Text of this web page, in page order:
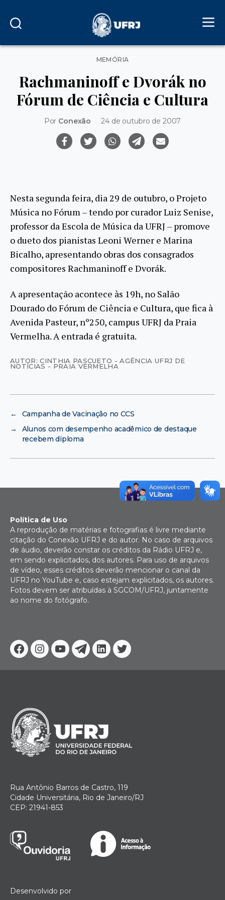
Categorias
MEMÓRIA
Rachmaninoff e Dvorák no
Fórum de Ciência e Cultura
Por Conexão 24 de outubro de 2007
Nesta segunda feira, dia 29 de outubro, o Projeto
Música no Fórum – tendo por curador Luiz Senise,
professor da Escola de Música da UFRJ – promove
o dueto dos pianistas Leoni Werner e Marina
Bicalho, apresentando obras dos consagrados
compositores Rachmaninoff e Dvorák.
A apresentação acontece às 19h, no Salão
Dourado do Fórum de Ciência e Cultura, que fica à
Avenida Pasteur, nº250, campus UFRJ da Praia
Vermelha. A entrada é gratuita.
AUTOR: CINTHIA PASCUETO - AGÊNCIA UFRJ DE
NOTÍCIAS - PRAIA VERMELHA
←
Campanha de Vacinação no CCS
→
Alunos com desempenho acadêmico de destaque
recebem diploma
Facebook
Instagram
YoutubeTelegram
Linkedin
Twitter
Política de Uso
A reprodução de matérias e fotografias é livre mediante
citação do Conexão UFRJ e do autor. No caso de arquivos
de áudio, deverão constar os créditos da Rádio UFRJ e,
em sendo explicitados, dos autores. Para uso de arquivos
de vídeo, esses créditos deverão mencionar o canal da
UFRJ no YouTube e, caso estejam explicitados, os autores.
Fotos devem ser atribuídas à SGCOM/UFRJ, juntamente
ao nome do fotógrafo.
Rua Antônio Barros de Castro, 119
Cidade Universitária, Rio de Janeiro/RJ
CEP: 21941-853
Desenvolvido por